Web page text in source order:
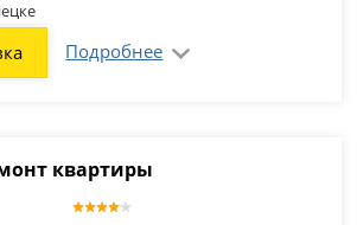
Подробнее
квартиры